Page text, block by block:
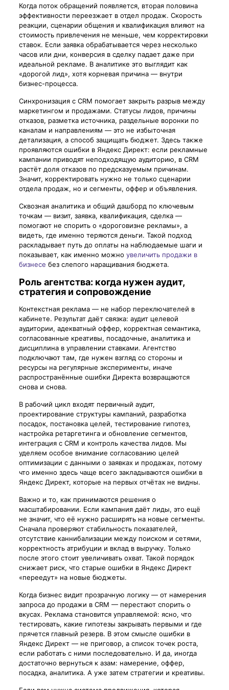
Когда поток обращений появляется, вторая половина
эффективности переезжает в отдел продаж. Скорость
реакции, сценарии общения и квалификация влияют на
стоимость привлечения не меньше, чем корректировки
ставок. Если заявка обрабатывается через несколько
часов или дни, конверсия в сделку падает даже при
идеальной рекламе. В аналитике это выглядит как
«дорогой лид», хотя корневая причина — внутри
бизнес-процесса.
Синхронизация с CRM помогает закрыть разрыв между
маркетингом и продажами. Статусы лидов, причины
отказов, разметка источника, раздельные воронки по
каналам и направлениям — это не избыточная
детализация, а способ защищать бюджет. Здесь также
проявляются ошибки в Яндекс Директ: если рекламные
кампании приводят неподходящую аудиторию, в CRM
растёт доля отказов по предсказуемым причинам.
Значит, корректировать нужно не только сценарии
отдела продаж, но и сегменты, оффер и объявления.
Сквозная аналитика и общий дашборд по ключевым
точкам — визит, заявка, квалификация, сделка —
помогают не спорить о «дороговизне рекламы», а
видеть, где именно теряются деньги. Такой подход
раскладывает путь до оплаты на наблюдаемые шаги и
показывает, как именно можно увеличить продажи в
бизнесе без слепого наращивания бюджета.
Роль агентства: когда нужен аудит,
стратегия и сопровождение
Контекстная реклама — не набор переключателей в
кабинете. Результат даёт связка: аудит целевой
аудитории, адекватный оффер, корректная семантика,
согласованные креативы, посадочные, аналитика и
дисциплина в управлении ставками. Агентство
подключают там, где нужен взгляд со стороны и
ресурсы на регулярные эксперименты, иначе
распространённые ошибки Директа возвращаются
снова и снова.
В рабочий цикл входят первичный аудит,
проектирование структуры кампаний, разработка
посадок, постановка целей, тестирование гипотез,
настройка ретаргетинга и обновление сегментов,
интеграция с CRM и контроль качества лидов. Мы
уделяем особое внимание согласованию целей
оптимизации с данными о заявках и продажах, потому
что именно здесь чаще всего закладываются ошибки в
Яндекс Директ, которые на первых отчётах не видны.
Важно и то, как принимаются решения о
масштабировании. Если кампания даёт лиды, это ещё
не значит, что её нужно расширять на новые сегменты.
Сначала проверяют стабильность показателей,
отсутствие каннибализации между поиском и сетями,
корректность атрибуции и вклад в выручку. Только
после этого стоит увеличивать охват. Такой порядок
снижает риск, что старые ошибки в Яндекс Директ
«переедут» на новые бюджеты.
Когда бизнес видит прозрачную логику — от намерения
запроса до продажи в CRM — перестают спорить о
вкусах. Реклама становится управляемой: ясно, что
тестировать, какие гипотезы закрывать первыми и где
прячется главный резерв. В этом смысле ошибки в
Яндекс Директ — не приговор, а список точек роста,
если работать с ними последовательно. И да, иногда
достаточно вернуться к азам: намерение, оффер,
посадка, аналитика. А уже затем стратегии и креативы.